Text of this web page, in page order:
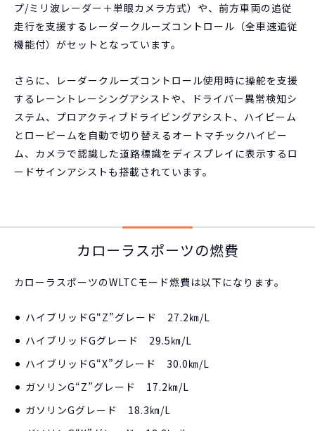
プ/ミリ波レーダー＋単眼カメラ方式）や、前方車両の追従
走行を支援するレーダークルーズコントロール（全車速追従
機能付）がセットとなっています。
さらに、レーダークルーズコントロール使用時に操舵を支援
するレーントレーシングアシストや、ドライバー異常検知シ
ステム、プロアクティブドライビングアシスト、ハイビーム
とロービームを自動で切り替えるオートマチックハイビー
ム、カメラで認識した道路標識をディスプレイに表示するロ
ードサインアシストも搭載されています。
カローラスポーツの燃費
カローラスポーツのWLTCモード燃費は以下になります。
ハイブリッドG“Z”グレード 27.2㎞/L
ハイブリッドGグレード 29.5㎞/L
ハイブリッドG“X”グレード 30.0㎞/L
ガソリンG“Z”グレード 17.2㎞/L
ガソリンGグレード 18.3㎞/L